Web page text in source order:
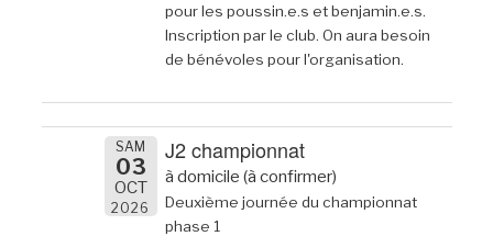
pour les poussin.e.s et benjamin.e.s.
Inscription par le club. On aura besoin
de bénévoles pour l'organisation.
SAM
03
OCT
2026
J2 championnat
à domicile (à confirmer)
Deuxième journée du championnat
phase 1